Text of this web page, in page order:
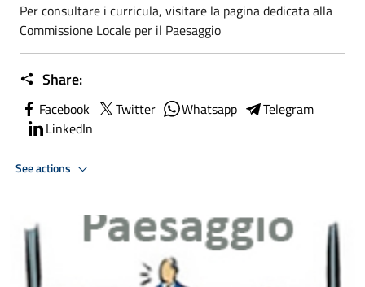
Per consultare i curricula, visitare la pagina dedicata alla
Commissione Locale per il Paesaggio
Share:
Facebook Twitter Whatsapp
Telegram
LinkedIn
See actions